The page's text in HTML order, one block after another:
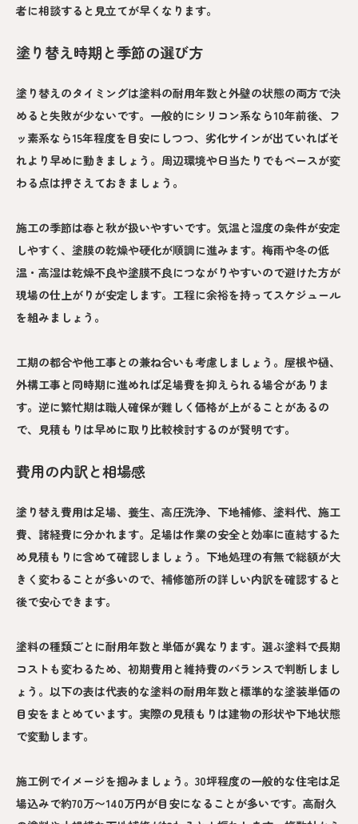
者に相談すると見立てが早くなります。
塗り替え時期と季節の選び方
塗り替えのタイミングは塗料の耐用年数と外壁の状態の両方で決
めると失敗が少ないです。一般的にシリコン系なら10年前後、フ
ッ素系なら15年程度を目安にしつつ、劣化サインが出ていればそ
れより早めに動きましょう。周辺環境や日当たりでもペースが変
わる点は押さえておきましょう。
施工の季節は春と秋が扱いやすいです。気温と湿度の条件が安定
しやすく、塗膜の乾燥や硬化が順調に進みます。梅雨や冬の低
温・高湿は乾燥不良や塗膜不良につながりやすいので避けた方が
現場の仕上がりが安定します。工程に余裕を持ってスケジュール
を組みましょう。
工期の都合や他工事との兼ね合いも考慮しましょう。屋根や樋、
外構工事と同時期に進めれば足場費を抑えられる場合がありま
す。逆に繁忙期は職人確保が難しく価格が上がることがあるの
で、見積もりは早めに取り比較検討するのが賢明です。
費用の内訳と相場感
塗り替え費用は足場、養生、高圧洗浄、下地補修、塗料代、施工
費、諸経費に分かれます。足場は作業の安全と効率に直結するた
め見積もりに含めて確認しましょう。下地処理の有無で総額が大
きく変わることが多いので、補修箇所の詳しい内訳を確認すると
後で安心できます。
塗料の種類ごとに耐用年数と単価が異なります。選ぶ塗料で長期
コストも変わるため、初期費用と維持費のバランスで判断しまし
ょう。以下の表は代表的な塗料の耐用年数と標準的な塗装単価の
目安をまとめています。実際の見積もりは建物の形状や下地状態
で変動します。
施工例でイメージを掴みましょう。30坪程度の一般的な住宅は足
場込みで約70万〜140万円が目安になることが多いです。高耐久